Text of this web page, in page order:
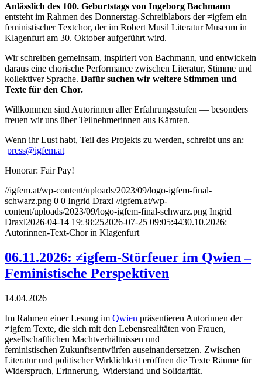
Anlässlich des 100. Geburtstags von Ingeborg Bachmann
entsteht im Rahmen des Donnerstag-Schreiblabors der≠igfem ein
feministischer Textchor, der im Robert Musil Literatur Museum in
Klagenfurt am 30. Oktober aufgeführt wird.
Wir schreiben gemeinsam, inspiriert von Bachmann, und entwickeln
daraus eine chorische Performance zwischen Literatur, Stimme und
kollektiver Sprache. Dafür suchen wir weitere Stimmen und
Texte für den Chor.
Willkommen sind Autorinnen aller Erfahrungsstufen — besonders
freuen wir uns über Teilnehmerinnen aus Kärnten.
Wenn ihr Lust habt, Teil des Projekts zu werden, schreibt uns an:
press@igfem.at
Honorar: Fair Pay!
//igfem.at/wp-content/uploads/2023/09/logo-igfem-final-
schwarz.png 0 0 Ingrid Draxl //igfem.at/wp-
content/uploads/2023/09/logo-igfem-final-schwarz.png Ingrid
Draxl2026-04-14 19:38:252026-07-25 09:05:4430.10.2026:
Autorinnen-Text-Chor in Klagenfurt
06.11.2026: ≠igfem-Störfeuer im Qwien –
Feministische Perspektiven
14.04.2026
Im Rahmen einer Lesung im Qwien präsentieren Autorinnen der
≠igfem Texte, die sich mit den Lebensrealitäten von Frauen,
gesellschaftlichen Machtverhältnissen und
feministischen Zukunftsentwürfen auseinandersetzen. Zwischen
Literatur und politischer Wirklichkeit eröffnen die Texte Räume für
Widerspruch, Erinnerung, Widerstand und Solidarität.